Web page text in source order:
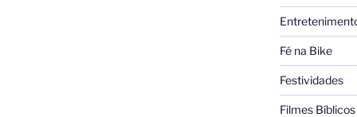
Fé na Bike
Festividades
Filmes Bíblicos